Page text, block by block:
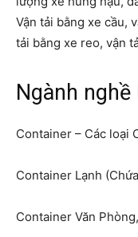
Vận tải bằng xe cầu,
tải bằng xe reo, vận
Ngành
Container – Các loại
Container Lạnh
Container Văn